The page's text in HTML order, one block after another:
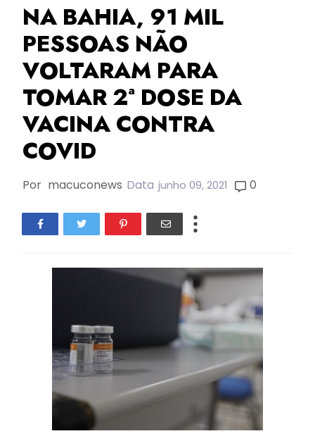
NA BAHIA, 91 MIL
PESSOAS NÃO
VOLTARAM PARA
TOMAR 2ª DOSE DA
VACINA CONTRA
COVID
Por macuconews Data junho 09, 2021 0